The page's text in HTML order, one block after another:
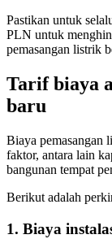
Pastikan untuk
PLN untuk
pemasangan listrik
Tarif biaya
baru
Biaya pemasangan
faktor, antara lain
bangunan tempat
Berikut adalah
1. Biaya